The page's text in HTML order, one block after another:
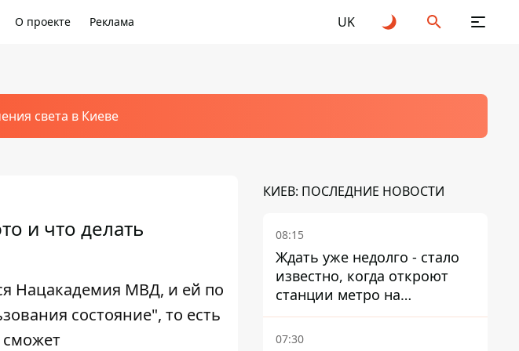
О проекте Реклама UK
света в Киеве
и что делать
Нацакадемия МВД, и ей по
состояние", то есть
сможет
КИЕВ: ПОСЛЕДНИЕ НОВОСТИ
08:15
Ждать уже недолго - стало
известно, когда откроют
станции метро на
Виноградаре
07:30